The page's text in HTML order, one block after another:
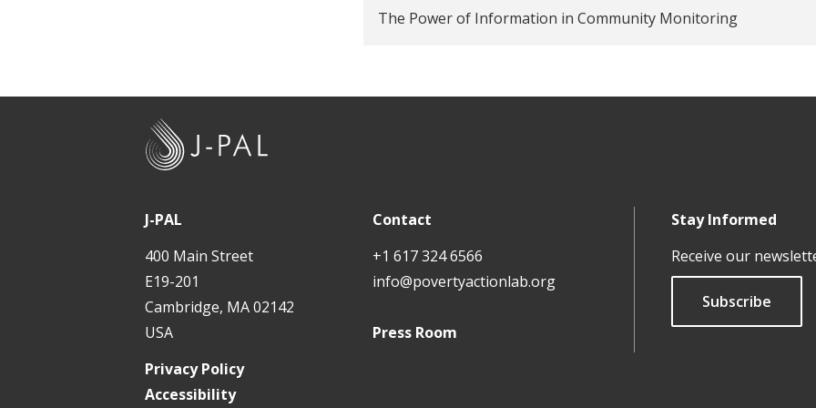
The Power of Information in Community Monitoring
J-PAL
400 Main Street
E19-201
Cambridge, MA 02142
USA
Contact
+1 617 324 6566
info@povertyactionlab.org
Press Room
Stay Informed
Receive our
Subscribe
Privacy Policy
Accessibility